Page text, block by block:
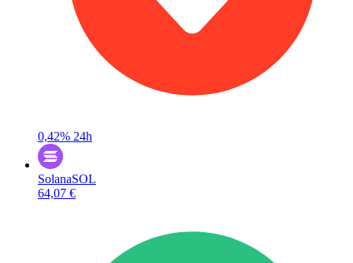
0,42% 24h
SolanaSOL
64,07 €